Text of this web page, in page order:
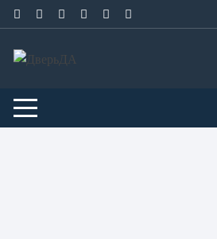
Перейти
к
содержимому